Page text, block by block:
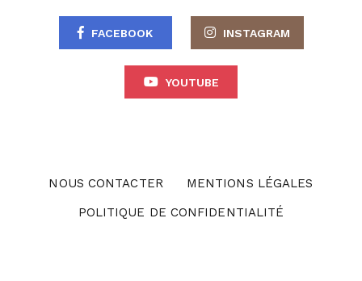
FACEBOOK INSTAGRAM
YOUTUBE
NOUS CONTACTER
MENTIONS LÉGALES
POLITIQUE DE CONFIDENTIALITÉ